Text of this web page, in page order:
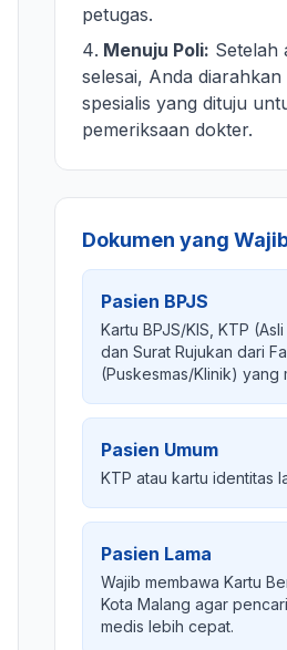
petugas.
Menuju Poli: Setelah
selesai, Anda
spesialis yang dituju
pemeriksaan dokter.
Dokumen yang
Pasien BPJS
Kartu BPJS/KIS, KTP
dan Surat Rujukan dari
(Puskesmas/Klinik) yang
Pasien Umum
KTP atau kartu identitas
Pasien Lama
Wajib membawa Kartu
Kota Malang agar
medis lebih cepat.